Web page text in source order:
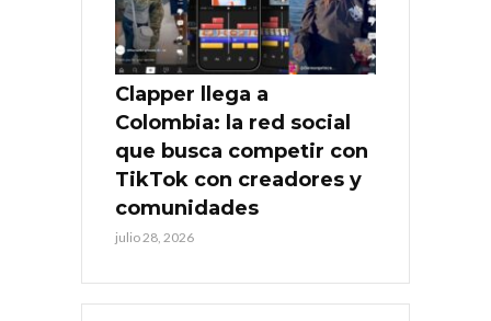
Clapper llega a
Colombia: la red social
que busca competir con
TikTok con creadores y
comunidades
julio 28, 2026